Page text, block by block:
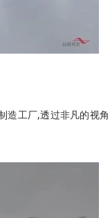
造工厂,透过非凡的视角